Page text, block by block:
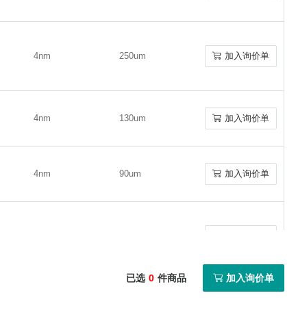
4nm 250um 加入询价单
4nm 130um 加入询价单
4nm 90um 加入询价单
4nm 250um 加入询价单
4nm 130um 加入询价单
4nm 90um 加入询价单
已选 0 件商品 加入询价单